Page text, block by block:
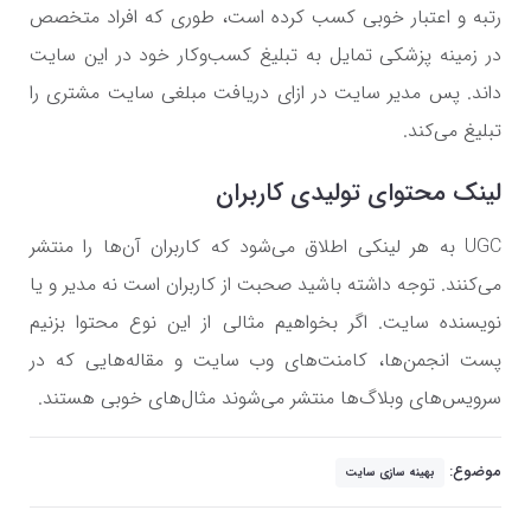
رتبه و اعتبار خوبی کسب کرده است، طوری که افراد متخصص
در زمینه پزشکی تمایل به تبلیغ کسب‌وکار خود در این سایت
داند. پس مدیر سایت در ازای دریافت مبلغی سایت مشتری را
تبلیغ می‌کند.
لینک محتوای تولیدی کاربران
UGC به هر لینکی اطلاق می‌شود که کاربران آن‌ها را منتشر
می‌کنند. توجه داشته باشید صحبت از کاربران است نه مدیر و یا
نویسنده سایت. اگر بخواهیم مثالی از این نوع محتوا بزنیم
پست انجمن‌ها، کامنت‌های وب سایت و مقاله‌هایی که در
سرویس‌های وبلاگ‌ها منتشر می‌شوند مثال‌های خوبی هستند.
موضوع: بهینه سازی سایت